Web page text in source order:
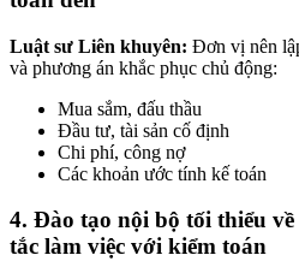
Luật sư Liên khuyên: Đơn vị nên
và phương án khắc phục chủ động:
Mua sắm, đấu thầu
Đầu tư, tài sản cố định
Chi phí, công nợ
Các khoản ước tính kế toán
4. Đào tạo nội bộ tối thiểu
tắc làm việc với kiểm toán